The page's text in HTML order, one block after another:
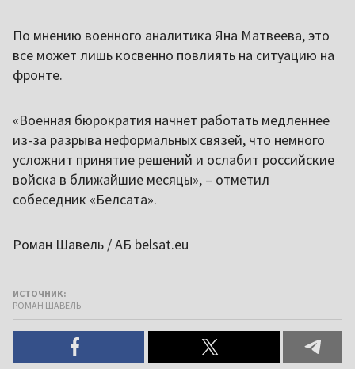
По мнению военного аналитика Яна Матвеева, это
все может лишь косвенно повлиять на ситуацию на
фронте.
«Военная бюрократия начнет работать медленнее
из-за разрыва неформальных связей, что немного
усложнит принятие решений и ослабит российские
войска в ближайшие месяцы», – отметил
собеседник «Белсата».
Роман Шавель / АБ belsat.eu
ИСТОЧНИК:
РОМАН ШАВЕЛЬ